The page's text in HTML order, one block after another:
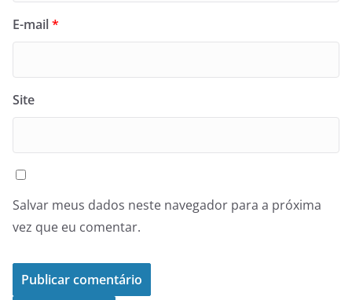
E-mail*
Site
Salvar meus dados neste navegador para a próxima
vez que eu comentar.